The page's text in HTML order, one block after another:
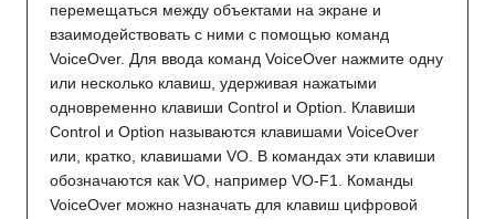
перемещаться между объектами на экране и
взаимодействовать с ними с помощью команд
VoiceOver. Для ввода команд VoiceOver нажмите одну
или несколько клавиш, удерживая нажатыми
одновременно клавиши Control и Option. Клавиши
Control и Option называются клавишами VoiceOver
или, кратко, клавишами VO. В командах эти клавиши
обозначаются как VO, например VO-F1. Команды
VoiceOver можно назначать для клавиш цифровой